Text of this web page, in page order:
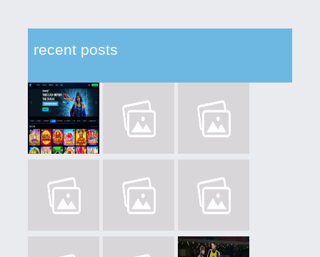
recent posts